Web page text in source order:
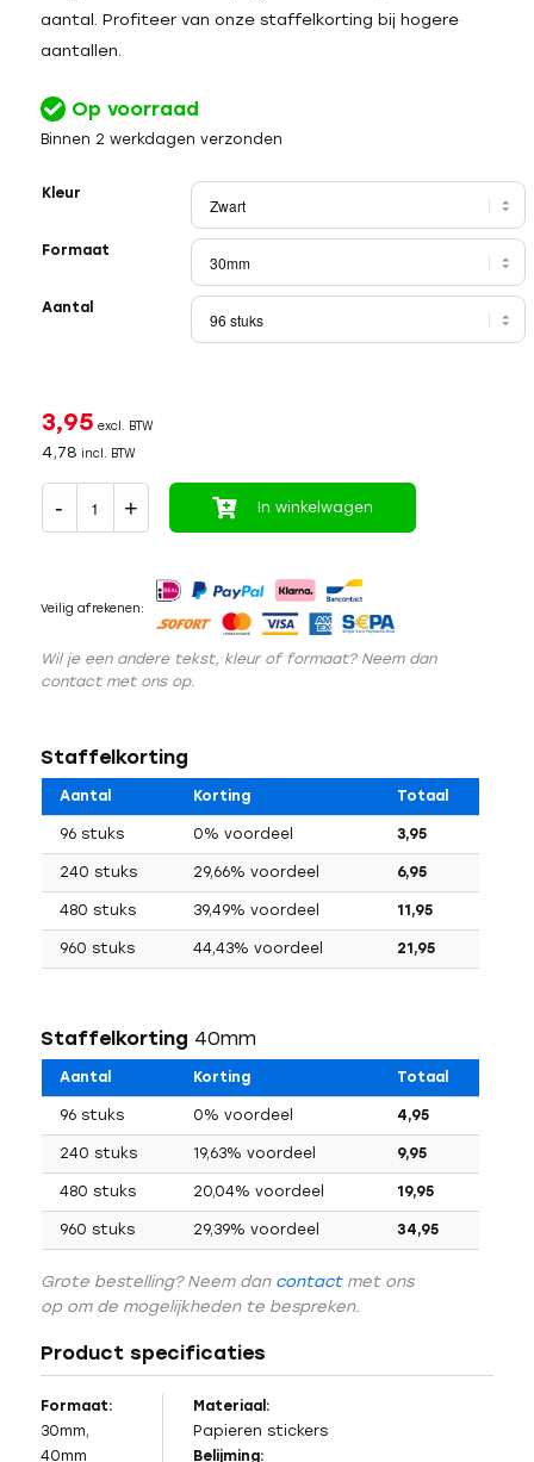
aantal. Profiteer van onze staffelkorting bij hogere
aantallen.
Op voorraad
Binnen 2 werkdagen verzonden
Kleur
Formaat
Aantal
3,95 excl. BTW
4,78 incl. BTW
In winkelwagen
Veilig afrekenen:
Wil je een andere tekst, kleur of formaat? Neem dan
contact met ons op.
Staffelkorting
Aantal Korting Totaal
96 stuks 0% voordeel 3,95
240 stuks 29,66% voordeel 6,95
480 stuks 39,49% voordeel 11,95
960 stuks 44,43% voordeel 21,95
Staffelkorting 40mm
Aantal Korting Totaal
96 stuks 0% voordeel 4,95
240 stuks 19,63% voordeel 9,95
480 stuks 20,04% voordeel 19,95
960 stuks 29,39% voordeel 34,95
Grote bestelling? Neem dan contactmet ons
op om de mogelijkheden te bespreken.
Product specificaties
Formaat:
30mm,
40mm
Materiaal:
Papieren stickers
Belijming: